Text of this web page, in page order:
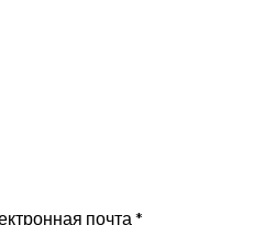
почта *